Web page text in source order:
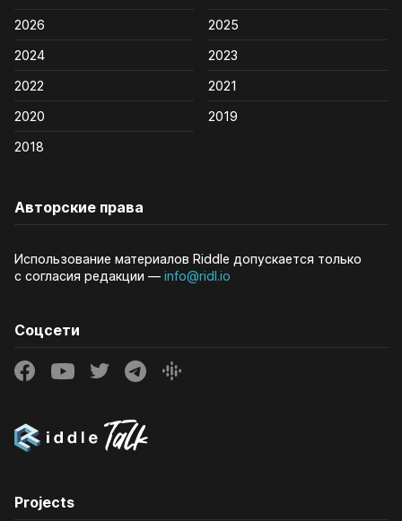
2026
2025
2024
2023
2022
2021
2020
2019
2018
Авторские права
Использование материалов Riddle допускается только
с согласия редакции — info@ridl.io
Соцсети
Projects